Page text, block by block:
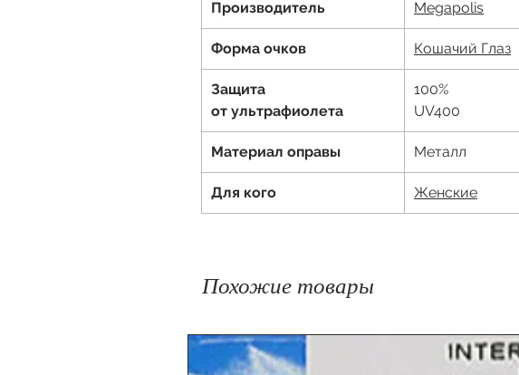
Производитель Megapolis
Форма очков Кошачий Глаз
Защита
от ультрафиолета
100%
UV400
Материал оправы Металл
Для кого Женские
Похожие товары